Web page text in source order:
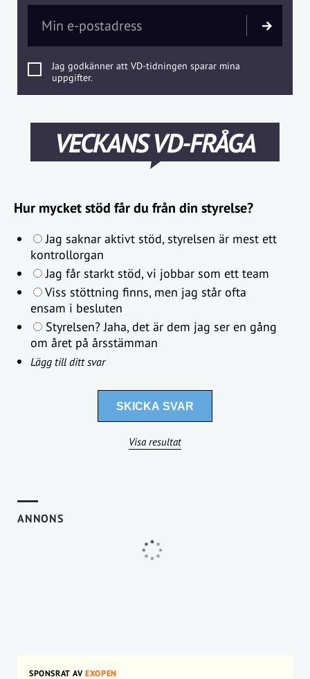
Jag godkänner att VD-tidningen sparar mina
uppgifter.
VECKANS VD-FRÅGA
Hur mycket stöd får du från din styrelse?
Jag saknar aktivt stöd, styrelsen är mest ett
kontrollorgan
Jag får starkt stöd, vi jobbar som ett team
Viss stöttning finns, men jag står ofta
ensam i besluten
Styrelsen? Jaha, det är dem jag ser en gång
om året på årsstämman
Lägg till ditt svar
Visa resultat
ANNONS
SPONSRAT AVEXOPEN